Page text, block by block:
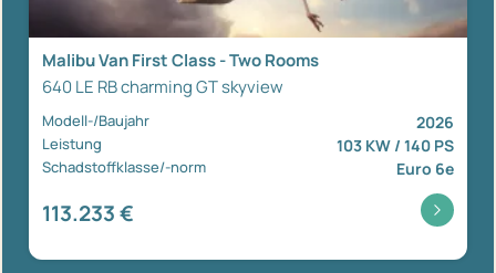
Malibu Van First Class - Two Rooms
640 LE RB charming GT skyview
Modell-/Baujahr 2026
Leistung 103 KW / 140 PS
Schadstoffklasse/-norm Euro 6e
113.233 €